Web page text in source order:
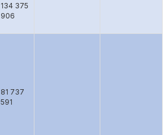
134 375
906
81 737
591